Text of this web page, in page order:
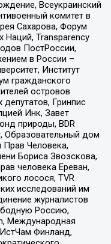
Всеукраинский
комитет в
Сахарова, Форум
Наций, Transparеncy
ПостРоссии,
в России –
Институт
гражданского
островов
Гринпис
Инк, Завет
природы, BDR
Образовательный дом
Человека,
Бориса Звозскова,
человека Ереван,
лосося, TVR
исследований им
журналистов
Россию,
Международная
Финланд,